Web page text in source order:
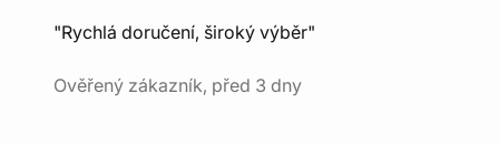
"Rychlá doručení, široký výběr"
Ověřený zákazník, před 3 dny